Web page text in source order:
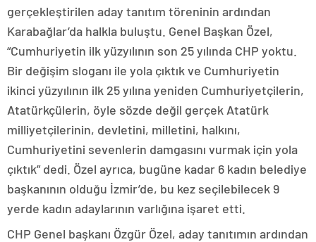
gerçekleştirilen aday tanıtım töreninin ardından
Karabağlar’da halkla buluştu. Genel Başkan Özel,
“Cumhuriyetin ilk yüzyılının son 25 yılında CHP yoktu.
Bir değişim sloganı ile yola çıktık ve Cumhuriyetin
ikinci yüzyılının ilk 25 yılına yeniden Cumhuriyetçilerin,
Atatürkçülerin, öyle sözde değil gerçek Atatürk
milliyetçilerinin, devletini, milletini, halkını,
Cumhuriyetini sevenlerin damgasını vurmak için yola
çıktık” dedi. Özel ayrıca, bugüne kadar 6 kadın belediye
başkanının olduğu İzmir’de, bu kez seçilebilecek 9
yerde kadın adaylarının varlığına işaret etti.
CHP Genel başkanı Özgür Özel, aday tanıtımın ardından